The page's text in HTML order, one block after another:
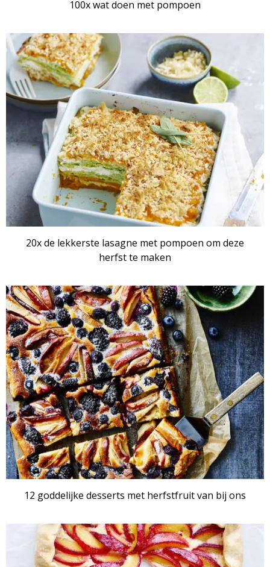
100x wat doen met pompoen
RECEPTENSET
20x de lekkerste lasagne met pompoen om deze
herfst te maken
RECEPTENSET
12 goddelijke desserts met herfstfruit van bij ons
RECEPTENSET